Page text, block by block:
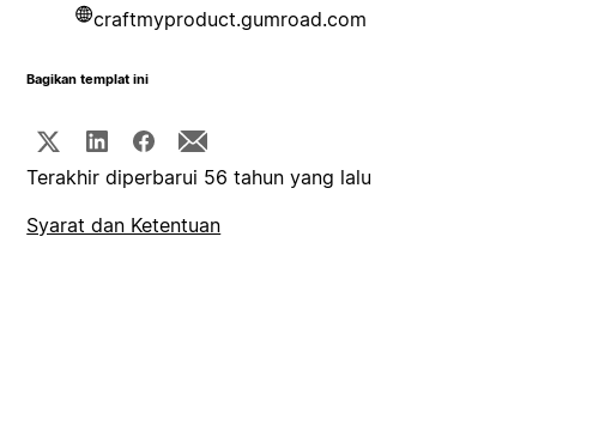
craftmyproduct.gumroad.com
Bagikan templat ini
Terakhir diperbarui 56 tahun yang lalu
Syarat dan Ketentuan